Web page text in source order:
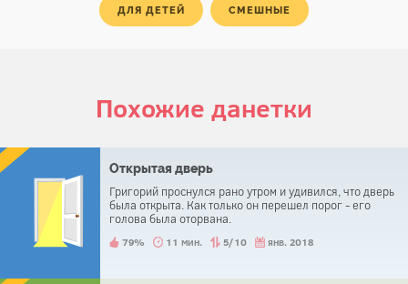
ДЛЯ ДЕТЕЙ СМЕШНЫЕ
Похожие данетки
Открытая дверь
Григорий проснулся рано утром и удивился, что дверь
была открыта. Как только он перешел порог - его
голова была оторвана.
79% 11 мин. 5/10 янв. 2018